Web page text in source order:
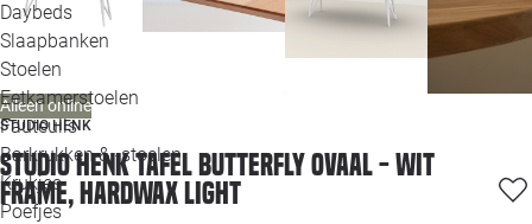
Daybeds
Slaapbanken
Stoelen
Eetkamerstoelen
Fauteuils
Barkrukken & -stoelen
Krukjes
Poefjes
Alleen online
STUDIO HENK
Studio HENK tafel Butterfly Ovaal - wit
frame, hardwax light